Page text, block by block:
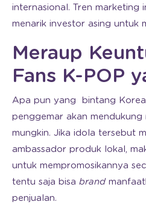
internasional. Tren marketing
menarik investor asing untuk
Meraup
Fans K-POP
Apa pun yang bintang Korea
penggemar akan mendukung
mungkin. Jika idola tersebut
ambassador produk lokal,
untuk mempromosikannya
tentu saja bisa brand
penjualan.